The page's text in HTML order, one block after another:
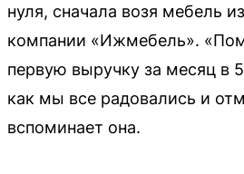
нуля, сначала возя мебель
компании «Ижмебель».
первую выручку за месяц в
как мы все радовались и
вспоминает она.